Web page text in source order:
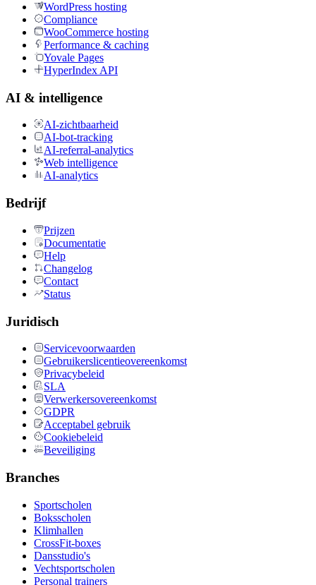
WordPress hosting
Compliance
WooCommerce hosting
Performance & caching
Yovale Pages
HyperIndex API
AI & intelligence
AI-zichtbaarheid
AI-bot-tracking
AI-referral-analytics
Web intelligence
AI-analytics
Bedrijf
Prijzen
Documentatie
Help
Changelog
Contact
Status
Juridisch
Servicevoorwaarden
Gebruikerslicentieovereenkomst
Privacybeleid
SLA
Verwerkersovereenkomst
GDPR
Acceptabel gebruik
Cookiebeleid
Beveiliging
Branches
Sportscholen
Boksscholen
Klimhallen
CrossFit-boxes
Dansstudio's
Vechtsportscholen
Personal trainers